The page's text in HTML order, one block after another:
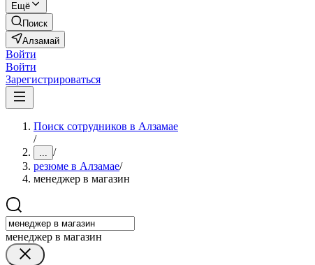
Ещё
Поиск
Алзамай
Войти
Войти
Зарегистрироваться
Поиск сотрудников в Алзамае
/
... /
резюме в Алзамае/
менеджер в магазин
менеджер в магазин